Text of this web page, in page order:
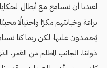
اعتدنا أن نتسامح مع أبطال
براعة وخيانتهم مكرًا واحتيالًا
يُحسَدون عليها، لكن ربما كنا
ذواتنا، الجانب المظلم من